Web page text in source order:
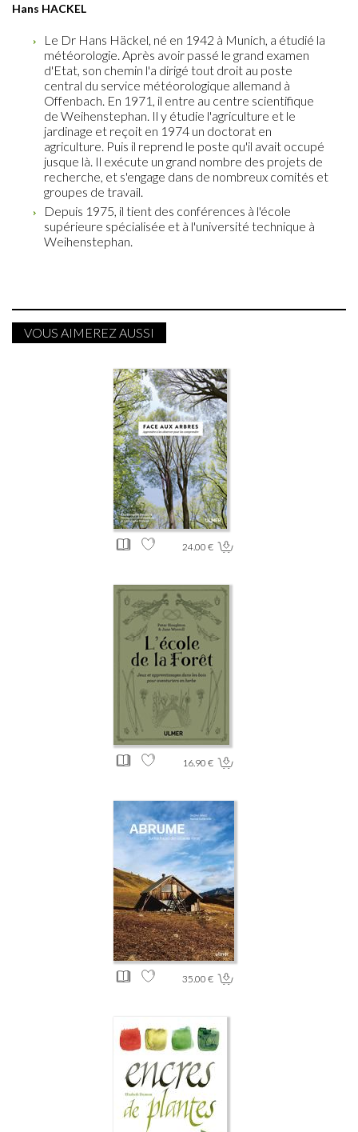
Hans HACKEL
Le Dr Hans Häckel, né en 1942 à Munich, a étudié la
météorologie. Après avoir passé le grand examen
d'Etat, son chemin l'a dirigé tout droit au poste
central du service météorologique allemand à
Offenbach. En 1971, il entre au centre scientifique
de Weihenstephan. Il y étudie l'agriculture et le
jardinage et reçoit en 1974 un doctorat en
agriculture. Puis il reprend le poste qu'il avait occupé
jusque là. Il exécute un grand nombre des projets de
recherche, et s'engage dans de nombreux comités et
groupes de travail.
Depuis 1975, il tient des conférences à l'école
supérieure spécialisée et à l'université technique à
Weihenstephan.
VOUS AIMEREZ AUSSI
24.00 €
16.90 €
35.00 €